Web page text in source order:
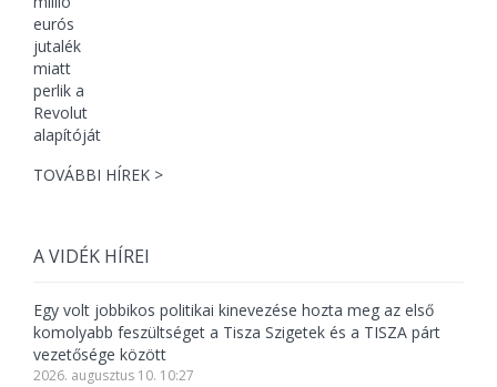
TOVÁBBI HÍREK >
A VIDÉK HÍREI
Egy volt jobbikos politikai kinevezése hozta meg az első
komolyabb feszültséget a Tisza Szigetek és a TISZA párt
vezetősége között
2026. augusztus 10. 10:27